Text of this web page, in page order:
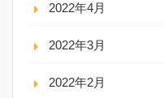
2022年4月
2022年3月
2022年2月